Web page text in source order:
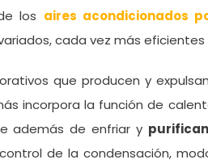
los aires acondicionados
cada vez más
que producen y
incorpora la función de
además de enfriar y
de la condensación,